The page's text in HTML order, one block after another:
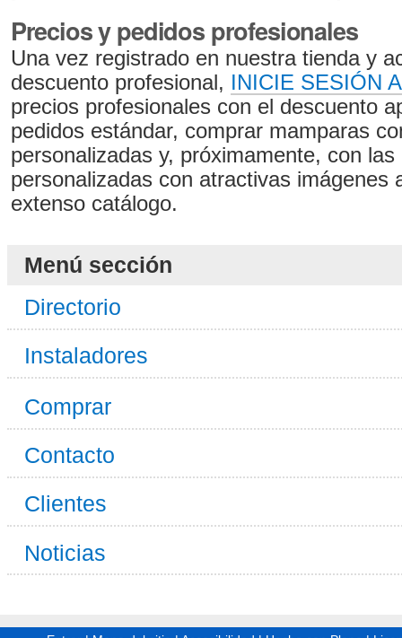
Precios y pedidos profesionales
Una vez registrado en nuestra tienda y
descuento profesional, INICIE SESIÓN
precios profesionales con el descuento
pedidos estándar, comprar mamparas
personalizadas y, próximamente, con
personalizadas con atractivas imágenes
extenso catálogo.
Menú sección
Directorio
Instaladores
Comprar
Contacto
Clientes
Noticias